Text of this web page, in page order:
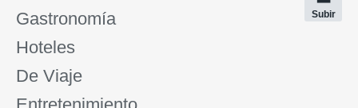
Gastronomía
Hoteles
De Viaje
Subir